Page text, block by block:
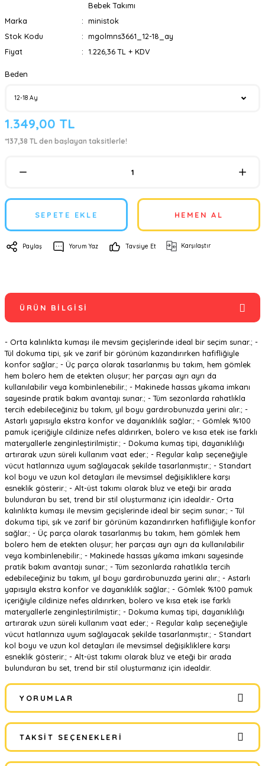
Bebek Takımı
Marka
ministok
Stok Kodu
mgolmns3661_12-18_ay
Fiyat
1.226,36 TL + KDV
Beden
1.349,00 TL
*137,38 TL den başlayan taksitlerle!
SEPETE EKLE HEMEN AL
Paylaş Yorum Yaz Tavsiye Et Karşılaştır
ÜRÜN BILGISI
- Orta kalınlıkta kumaşı ile mevsim geçişlerinde ideal bir seçim sunar.; -
Tül dokuma tipi, şık ve zarif bir görünüm kazandırırken hafifliğiyle
konfor sağlar.; - Üç parça olarak tasarlanmış bu takım, hem gömlek
hem bolero hem de etekten oluşur; her parçası ayrı ayrı da
kullanılabilir veya kombinlenebilir.; - Makinede hassas yıkama imkanı
sayesinde pratik bakım avantajı sunar.; - Tüm sezonlarda rahatlıkla
tercih edebileceğiniz bu takım, yıl boyu gardırobunuzda yerini alır.; -
Astarlı yapısıyla ekstra konfor ve dayanıklılık sağlar.; - Gömlek %100
pamuk içeriğiyle cildinize nefes aldırırken, bolero ve kısa etek ise farklı
materyallerle zenginleştirilmiştir.; - Dokuma kumaş tipi, dayanıklılığı
artırarak uzun süreli kullanım vaat eder.; - Regular kalıp seçeneğiyle
vücut hatlarınıza uyum sağlayacak şekilde tasarlanmıştır.; - Standart
kol boyu ve uzun kol detayları ile mevsimsel değişikliklere karşı
esneklik gösterir.; - Alt-üst takımı olarak bluz ve eteği bir arada
bulunduran bu set, trend bir stil oluşturmanız için idealdir.- Orta
kalınlıkta kumaşı ile mevsim geçişlerinde ideal bir seçim sunar.; - Tül
dokuma tipi, şık ve zarif bir görünüm kazandırırken hafifliğiyle konfor
sağlar.; - Üç parça olarak tasarlanmış bu takım, hem gömlek hem
bolero hem de etekten oluşur; her parçası ayrı ayrı da kullanılabilir
veya kombinlenebilir.; - Makinede hassas yıkama imkanı sayesinde
pratik bakım avantajı sunar.; - Tüm sezonlarda rahatlıkla tercih
edebileceğiniz bu takım, yıl boyu gardırobunuzda yerini alır.; - Astarlı
yapısıyla ekstra konfor ve dayanıklılık sağlar.; - Gömlek %100 pamuk
içeriğiyle cildinize nefes aldırırken, bolero ve kısa etek ise farklı
materyallerle zenginleştirilmiştir.; - Dokuma kumaş tipi, dayanıklılığı
artırarak uzun süreli kullanım vaat eder.; - Regular kalıp seçeneğiyle
vücut hatlarınıza uyum sağlayacak şekilde tasarlanmıştır.; - Standart
kol boyu ve uzun kol detayları ile mevsimsel değişikliklere karşı
esneklik gösterir.; - Alt-üst takımı olarak bluz ve eteği bir arada
bulunduran bu set, trend bir stil oluşturmanız için idealdir.
YORUMLAR
Bu ürüne ilk yorumu siz yapın!
TAKSIT SEÇENEKLERI